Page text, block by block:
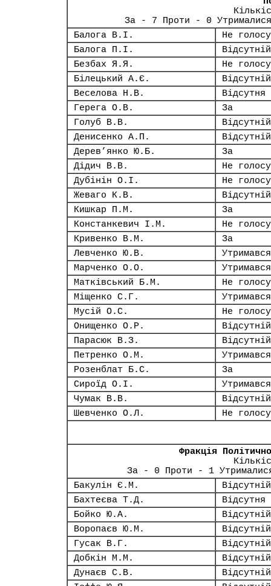
За - 7 Проти - 0
Балога В.І.
Не
Балога П.І.
Відсутній
Безбах Я.Я.
Не
Білецький А.Є.
Відсутній
Веселова Н.В.
Відсутня
Герега О.В.
За
Голуб В.В.
Відсутній
Денисенко А.П.
Відсутній
Дерев’янко Ю.Б.
За
Дідич В.В.
Не
Дубінін О.І.
Не
Жеваго К.В.
Відсутній
Кишкар П.М.
За
Констанкевич І.М.
Не
Кривенко В.М.
За
Левченко Ю.В.
Утримався
Марченко О.О.
Утримався
Матківський Б.М.
Не
Міщенко С.Г.
Утримався
Мусій О.С.
Не
Онищенко О.Р.
Відсутній
Парасюк В.З.
Відсутній
Петренко О.М.
Утримався
Розенблат Б.С.
За
Сироїд О.І.
Утримався
Чумак В.В.
Відсутній
Шевченко О.Л.
Не
Фракція
За - 0 Проти - 1
Бакулін Є.М.
Відсутній
Бахтеєва Т.Д.
Відсутня
Бойко Ю.А.
Відсутній
Воропаєв Ю.М.
Відсутній
Гусак В.Г.
Відсутній
Добкін М.М.
Відсутній
Дунаєв С.В.
Відсутній